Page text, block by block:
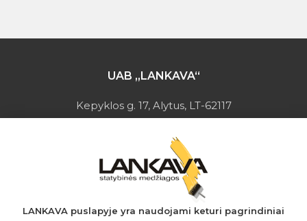
UAB „LANKAVA“
Kepyklos g. 17, Alytus, LT-62117
Įmonės kodas: 149728275
PVM mokėtojo kodas: LT497282716
A.s.: LT037044060001923651
AB SEB bankas
+370 610 42 222
LANKAVA puslapyje yra naudojami keturi pagrindiniai